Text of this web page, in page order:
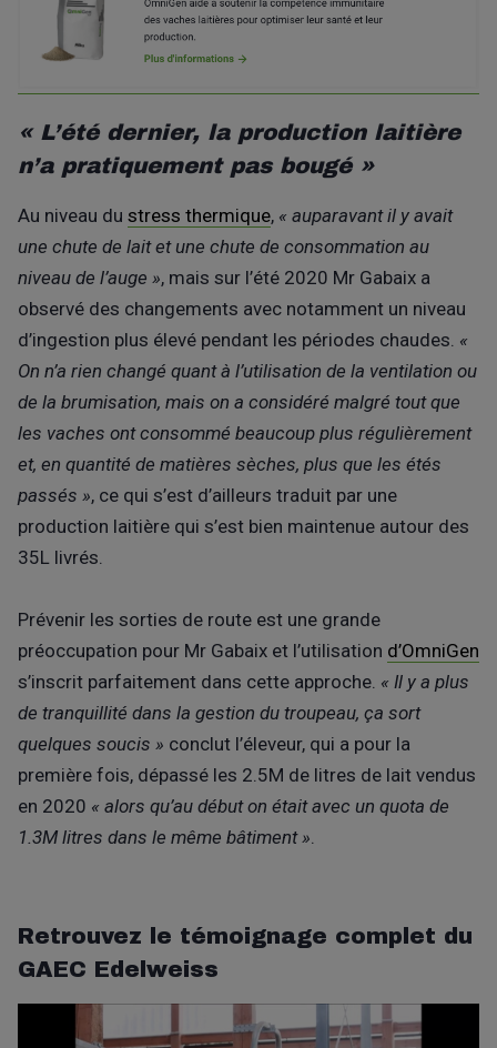
« L’été dernier, la production laitière
n’a pratiquement pas bougé »
Au niveau du stress thermique, « auparavant il y avait
une chute de lait et une chute de consommation au
niveau de l’auge », mais sur l’été 2020 Mr Gabaix a
observé des changements avec notamment un niveau
d’ingestion plus élevé pendant les périodes chaudes. «
On n’a rien changé quant à l’utilisation de la ventilation ou
de la brumisation, mais on a considéré malgré tout que
les vaches ont consommé beaucoup plus régulièrement
et, en quantité de matières sèches, plus que les étés
passés », ce qui s’est d’ailleurs traduit par une
production laitière qui s’est bien maintenue autour des
35L livrés.
Prévenir les sorties de route est une grande
préoccupation pour Mr Gabaix et l’utilisation d’OmniGen
s’inscrit parfaitement dans cette approche. « Il y a plus
de tranquillité dans la gestion du troupeau, ça sort
quelques soucis » conclut l’éleveur, qui a pour la
première fois, dépassé les 2.5M de litres de lait vendus
en 2020 « alors qu’au début on était avec un quota de
1.3M litres dans le même bâtiment »
Retrouvez le témoignage complet du
GAEC Edelweiss